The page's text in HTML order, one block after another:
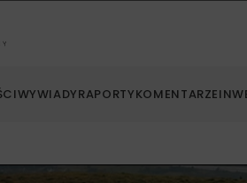
WYWIADYRAPORTYKOMENTARZE